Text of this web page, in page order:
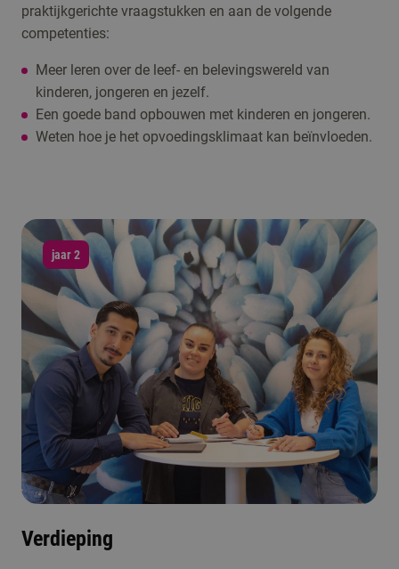
praktijkgerichte vraagstukken en aan de volgende
competenties:
Meer leren over de leef- en belevingswereld van
kinderen, jongeren en jezelf.
Een goede band opbouwen met kinderen en jongeren.
Weten hoe je het opvoedingsklimaat kan beïnvloeden.
jaar 2
Verdieping